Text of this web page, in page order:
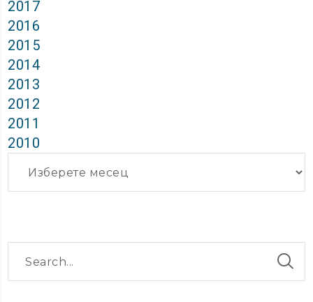
2017
2016
2015
2014
2013
2012
2011
2010